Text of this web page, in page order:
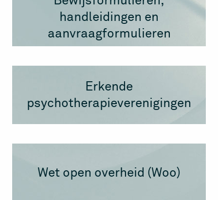
handleidingen en
aanvraagformulieren
Erkende
psychotherapieverenigingen
Wet open overheid (Woo)